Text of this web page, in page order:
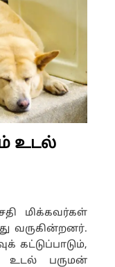
உடல்
மிக்கவர்கள்
வருகின்றனர்.
கட்டுப்பாடும்,
உடல் பருமன்